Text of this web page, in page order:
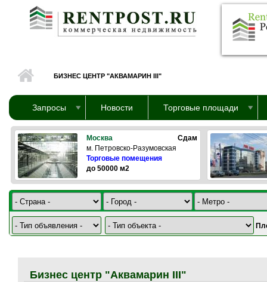
Перейти к основному содержанию
БИЗНЕС ЦЕНТР "АКВАМАРИН III"
Запросы Новости Торговые площади
Москва
Сдам
м. Петровско-Разумовская
Торговые помещения
до 50000 м2
Бизнес центр "Аквамарин III"